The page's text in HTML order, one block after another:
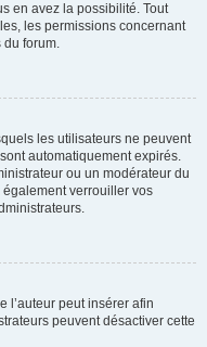
en avez la possibilité. Tout
les permissions concernant
du forum.
les utilisateurs ne peuvent
automatiquement expirés.
ou un modérateur du
verrouiller vos
l’auteur peut insérer afin
peuvent désactiver cette